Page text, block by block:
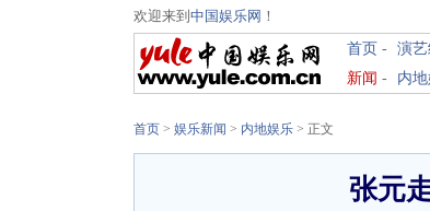
欢迎来到 中国娱乐网 ！
首页 - 演
新闻 - 内
首页 > 娱乐新闻 > 内地娱乐 > 正文
张元